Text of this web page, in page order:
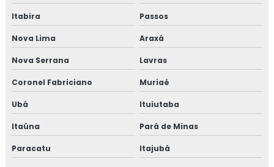
Isolamento térmico para galpão de armazenagem
Isolamento térmico para galpão industrial
Isolamento térmico para indústria
Isolamento térmico para navios
Isolamento térmico para onshore
Isolamento térmico para refinaria
Itabira Passos
Nova Lima Araxá
Nova Serrana Lavras
Coronel Fabriciano Muriaé
Ubá Ituiutaba
Itaúna Pará de Minas
Paracatu Itajubá